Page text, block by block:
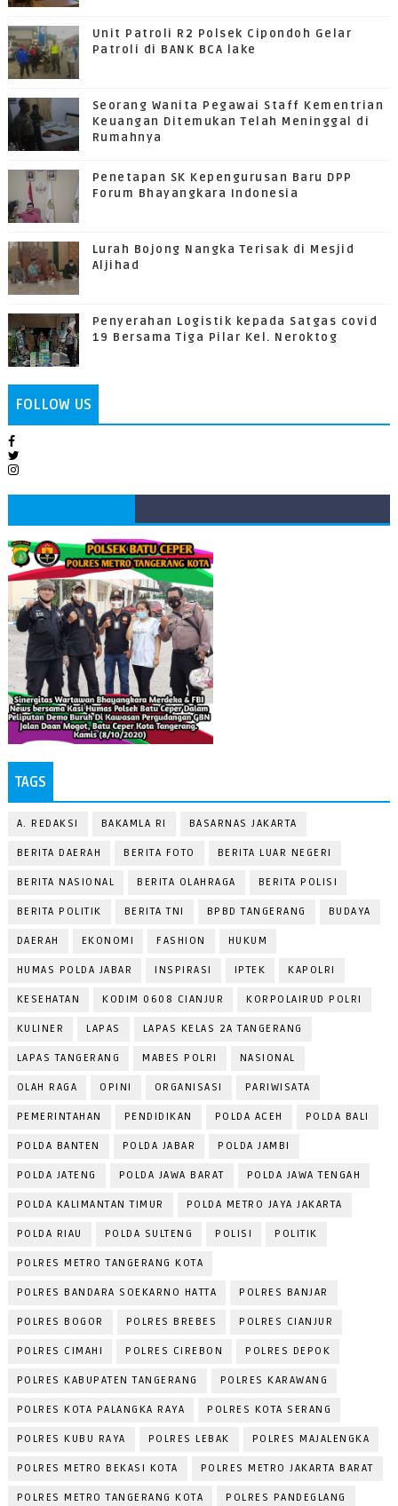
Unit Patroli R2 Polsek Cipondoh Gelar
Patroli di BANK BCA lake
Seorang Wanita Pegawai Staff Kementrian
Keuangan Ditemukan Telah Meninggal di
Rumahnya
Penetapan SK Kepengurusan Baru DPP
Forum Bhayangkara Indonesia
Lurah Bojong Nangka Terisak di Mesjid
Aljihad
Penyerahan Logistik kepada Satgas covid
19 Bersama Tiga Pilar Kel. Neroktog
FOLLOW US
TAGS
A. REDAKSI BAKAMLA RI BASARNAS JAKARTA
BERITA DAERAH BERITA FOTO BERITA LUAR NEGERI
BERITA NASIONAL BERITA OLAHRAGA BERITA POLISI
BERITA POLITIK BERITA TNI BPBD TANGERANG BUDAYA
DAERAH EKONOMI FASHION HUKUM
HUMAS POLDA JABAR INSPIRASI IPTEK KAPOLRI
KESEHATAN KODIM 0608 CIANJUR KORPOLAIRUD POLRI
KULINER LAPAS LAPAS KELAS 2A TANGERANG
LAPAS TANGERANG MABES POLRI NASIONAL
OLAH RAGA OPINI ORGANISASI PARIWISATA
PEMERINTAHAN PENDIDIKAN POLDA ACEH POLDA BALI
POLDA BANTEN POLDA JABAR POLDA JAMBI
POLDA JATENG POLDA JAWA BARAT POLDA JAWA TENGAH
POLDA KALIMANTAN TIMUR POLDA METRO JAYA JAKARTA
POLDA RIAU POLDA SULTENG POLISI POLITIK
POLRES METRO TANGERANG KOTA
POLRES BANDARA SOEKARNO HATTA POLRES BANJAR
POLRES BOGOR POLRES BREBES POLRES CIANJUR
POLRES CIMAHI POLRES CIREBON POLRES DEPOK
POLRES KABUPATEN TANGERANG POLRES KARAWANG
POLRES KOTA PALANGKA RAYA POLRES KOTA SERANG
POLRES KUBU RAYA POLRES LEBAK POLRES MAJALENGKA
POLRES METRO BEKASI KOTA POLRES METRO JAKARTA BARAT
POLRES METRO TANGERANG KOTA POLRES PANDEGLANG